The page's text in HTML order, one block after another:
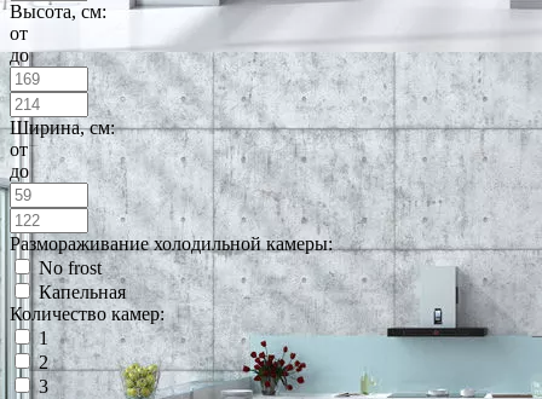
Высота, см:
от
до
Ширина, см:
от
до
Размораживание холодильной камеры:
No frost
Капельная
Количество камер:
1
2
3